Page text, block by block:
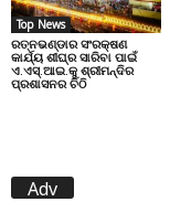
Top News
ରତ୍ନଭଣ୍ଡାର ସଂରକ୍ଷଣ
କାର୍ଯ୍ୟ ଶୀଘ୍ର ସାରିବା ପାଇଁ
ଏ.ଏସ୍.ଆଇ.କୁ ଶ୍ରୀମନ୍ଦିର
ପ୍ରଶାସନର ଚିଠି
Adv